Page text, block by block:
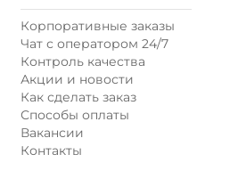
Корпоративные заказы
Чат с оператором 24/7
Контроль качества
Акции и новости
Как сделать заказ
Способы оплаты
Вакансии
Контакты